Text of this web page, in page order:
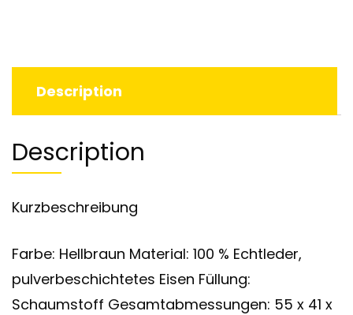
Description
Description
Kurzbeschreibung
Farbe: Hellbraun Material: 100 % Echtleder,
pulverbeschichtetes Eisen Füllung:
Schaumstoff Gesamtabmessungen: 55 x 41 x